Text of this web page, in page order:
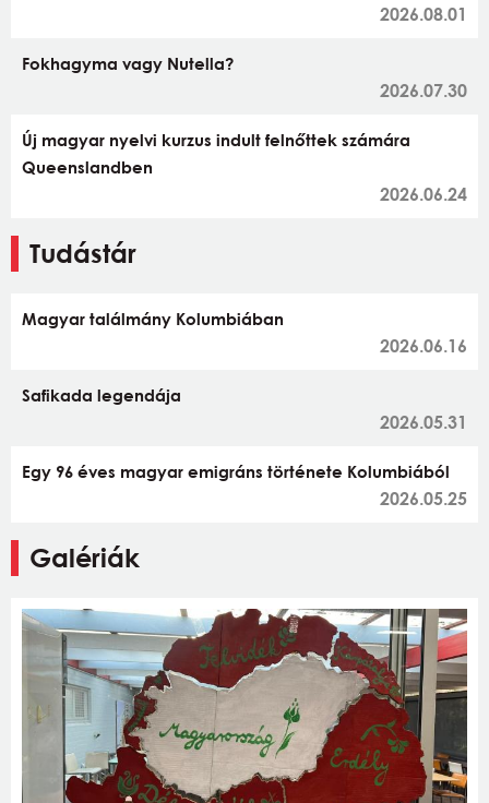
2026.08.01
Fokhagyma vagy Nutella?
2026.07.30
Új magyar nyelvi kurzus indult felnőttek számára
Queenslandben
2026.06.24
Tudástár
Magyar találmány Kolumbiában
2026.06.16
Safikada legendája
2026.05.31
Egy 96 éves magyar emigráns története Kolumbiából
2026.05.25
Galériák